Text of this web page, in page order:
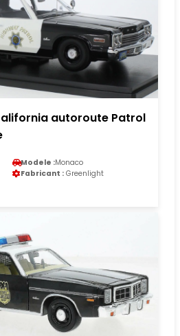
autoroute Patrol
Modele :Monaco
Fabricant : Greenlight